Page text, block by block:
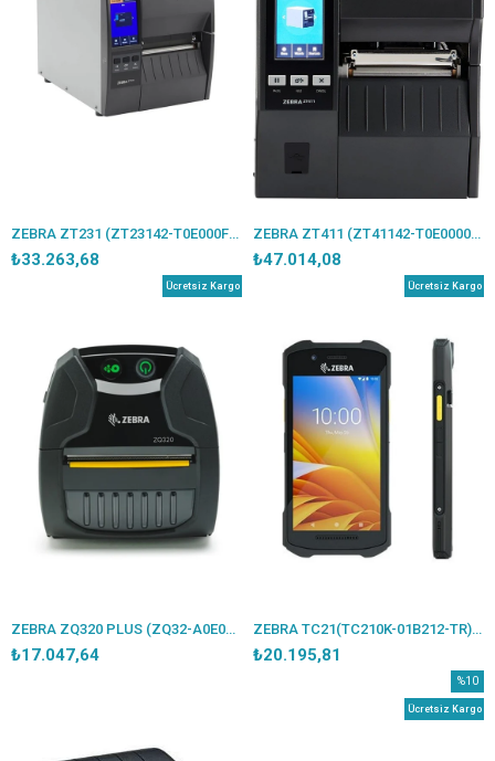
ZEBRA ZT231 (ZT23142-T0E000FZ) 203DPI TERMAL TRANSFER USB+SERİ+ETHERNET METAL KASA END. BARKOD YAZICI (RİBONLU KULLANIM)
₺33.263,68
ZEBRA ZT411 (ZT41142-T0E0000Z) 203DPI TERMAL TRANSFER USB+SERİ+ETHERNET BARKOD YAZICI (RİBONLU KULLANIM)
₺47.014,08
ZEBRA ZQ320 PLUS (ZQ32-A0E04TE-00) 203DPI DİREKT TERMAL BLUETOOTH TAŞINABİLİR MOBİL FİŞ YAZICI (TYPE-C KABLO DAHİL)
₺17.047,64
Ücretsiz Kargo
ZEBRA TC21(TC210K-01B212-TR) ANDROID 10 3GB/32GB 13MP WIFI+BLUE.5" DOKUNMATİK EL TERMİNALİ( KABLO- MUADİL ADAPTÖR DAHİL)
₺20.195,81
Ücretsiz Kargo
%10
İndirim
Ücretsiz Kargo